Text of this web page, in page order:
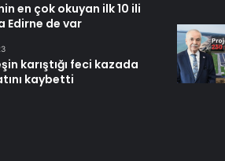
en çok okuyan ilk 10 ili
Edirne de var
karıştığı feci kazada
kaybetti